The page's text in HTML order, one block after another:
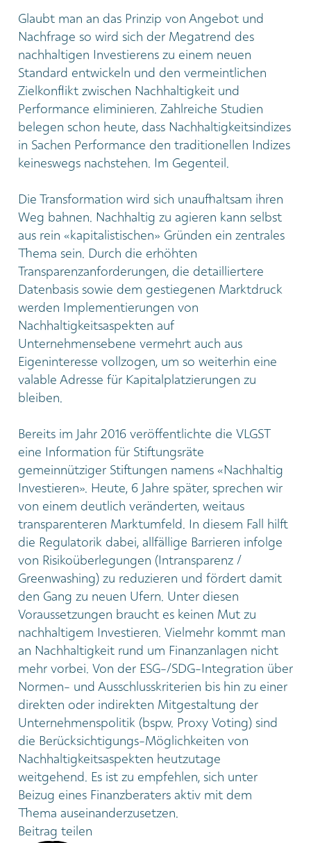
Glaubt man an das Prinzip von Angebot und
Nachfrage so wird sich der Megatrend des
nachhaltigen Investierens zu einem neuen
Standard entwickeln und den vermeintlichen
Zielkonflikt zwischen Nachhaltigkeit und
Performance eliminieren. Zahlreiche Studien
belegen schon heute, dass Nachhaltigkeitsindizes
in Sachen Performance den traditionellen Indizes
keineswegs nachstehen. Im Gegenteil.
Die Transformation wird sich unaufhaltsam ihren
Weg bahnen. Nachhaltig zu agieren kann selbst
aus rein «kapitalistischen» Gründen ein zentrales
Thema sein. Durch die erhöhten
Transparenzanforderungen, die detailliertere
Datenbasis sowie dem gestiegenen Marktdruck
werden Implementierungen von
Nachhaltigkeitsaspekten auf
Unternehmensebene vermehrt auch aus
Eigeninteresse vollzogen, um so weiterhin eine
valable Adresse für Kapitalplatzierungen zu
bleiben.
Bereits im Jahr 2016 veröffentlichte die VLGST
eine Information für Stiftungsräte
gemeinnütziger Stiftungen namens «Nachhaltig
Investieren». Heute, 6 Jahre später, sprechen wir
von einem deutlich veränderten, weitaus
transparenteren Marktumfeld. In diesem Fall hilft
die Regulatorik dabei, allfällige Barrieren infolge
von Risikoüberlegungen (Intransparenz /
Greenwashing) zu reduzieren und fördert damit
den Gang zu neuen Ufern. Unter diesen
Voraussetzungen braucht es keinen Mut zu
nachhaltigem Investieren. Vielmehr kommt man
an Nachhaltigkeit rund um Finanzanlagen nicht
mehr vorbei. Von der ESG-/SDG-Integration über
Normen- und Ausschlusskriterien bis hin zu einer
direkten oder indirekten Mitgestaltung der
Unternehmenspolitik (bspw. Proxy Voting) sind
die Berücksichtigungs-Möglichkeiten von
Nachhaltigkeitsaspekten heutzutage
weitgehend. Es ist zu empfehlen, sich unter
Beizug eines Finanzberaters aktiv mit dem
Thema auseinanderzusetzen.
Beitrag teilen